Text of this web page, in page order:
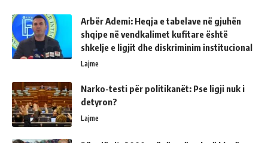
Arbër Ademi: Heqja e tabelave në gjuhën
shqipe në vendkalimet kufitare është
shkelje e ligjit dhe diskriminim institucional
Lajme
Narko-testi për politikanët: Pse ligji nuk i
detyron?
Lajme